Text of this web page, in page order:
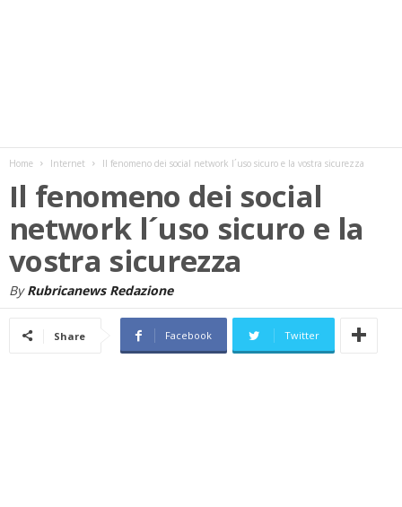
Home Internet Il fenomeno dei social network l´uso sicuro e la vostra sicurezza
Il fenomeno dei social
network l´uso sicuro e la
vostra sicurezza
By Rubricanews Redazione
Share Facebook Twitter